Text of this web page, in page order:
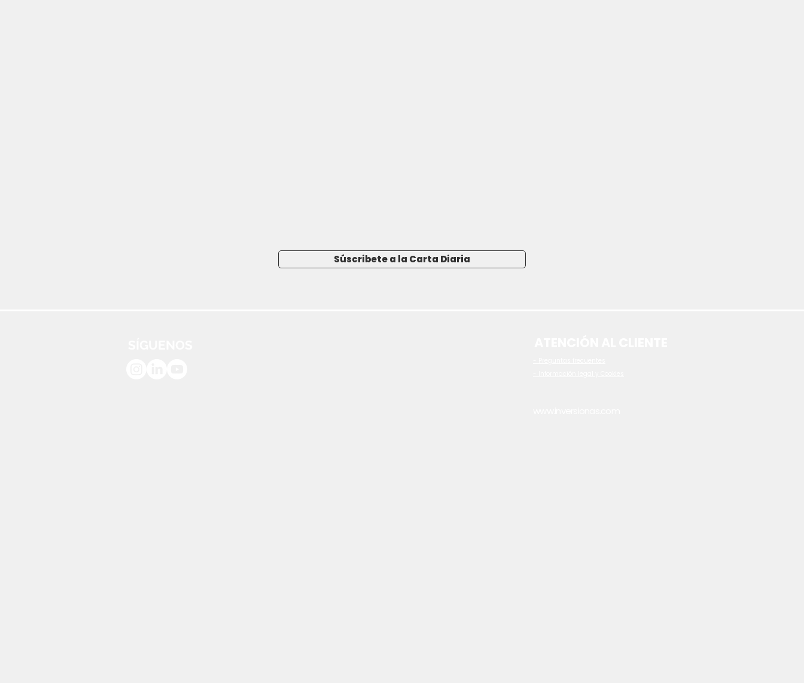
Súscribete a la Carta Diaria